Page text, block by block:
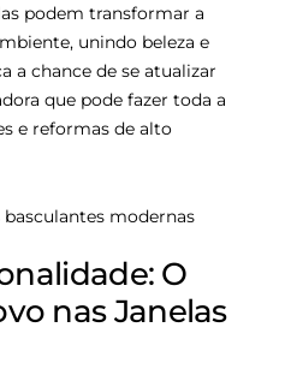
podem transformar a
unindo beleza e
a chance de se atualizar
que pode fazer toda a
e reformas de alto
O
nas Janelas